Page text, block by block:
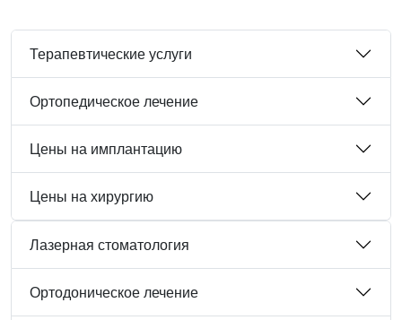
Терапевтические услуги
Ортопедическое лечение
Цены на имплантацию
Цены на хирургию
Лазерная стоматология
Ортодоническое лечение